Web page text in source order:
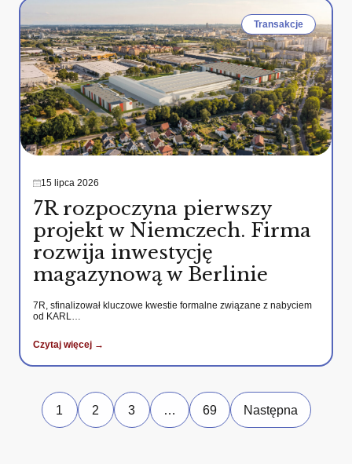
Transakcje
15 lipca 2026
7R rozpoczyna pierwszy
projekt w Niemczech. Firma
rozwija inwestycję
magazynową w Berlinie
7R, sfinalizował kluczowe kwestie formalne związane z nabyciem
od KARL…
Czytaj więcej →
1 2 3 … 69 Następna